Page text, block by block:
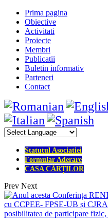
Prima pagina
Obiective
Activitati
Proiecte
Membri
Publicatii
Buletin informativ
Parteneri
Contact
Statutul Asociatiei
Formular Aderare
CASA CĂRȚILOR
Prev Next